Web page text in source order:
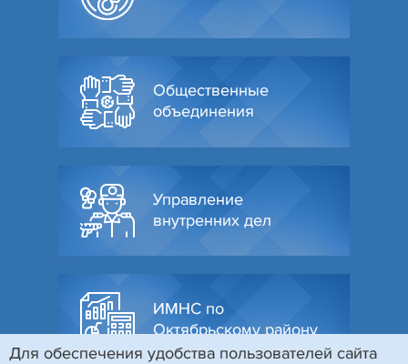
Общественные
объединения
Управление
внутренних дел
ИМНС по
Октябрьскому району
Для обеспечения удобства пользователей сайта